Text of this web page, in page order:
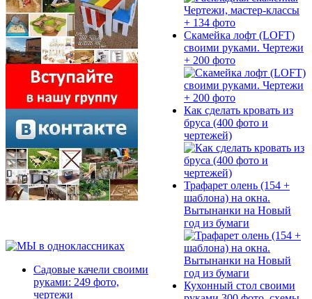
Садовые качели своими
руками: 249 фото,
чертежи
Скамейка лофт (LOFT)
своими руками. Чертежи
+ 200 фото
Как сделать кровать из
бруса (400 фото и
чертежей)
Трафарет олень (154 +
шаблона) на окна.
Вытынанки на Новый
год из бумаги
Кухонный стол своими